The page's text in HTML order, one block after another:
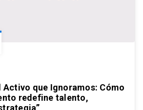
Activo que Ignoramos: Cómo
redefine talento,